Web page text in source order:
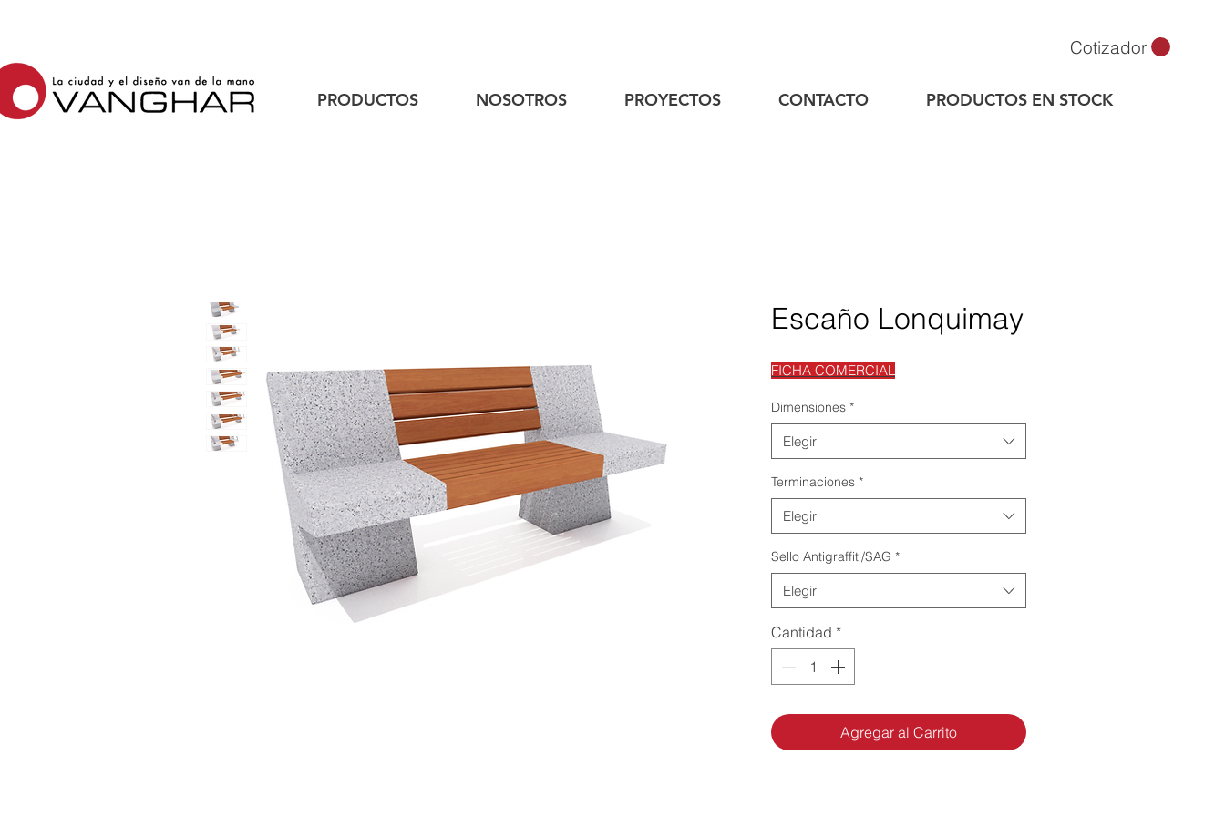
Cotizador
PRODUCTOS NOSOTROS PROYECTOS CONTACTO PRODUCTOS EN STOCK
Escaño Lonquimay
FICHA COMERCIAL
Dimensiones *
Elegir
Terminaciones *
Elegir
Sello Antigraffiti/SAG *
Elegir
Cantidad *
Agregar al Carrito